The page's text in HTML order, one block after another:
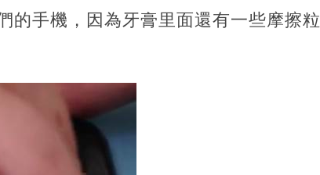
的手機，因為牙膏里面還有一些摩擦粒